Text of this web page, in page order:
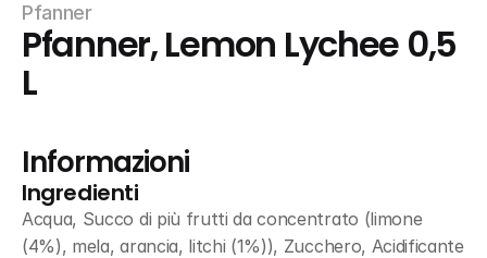
Pfanner
Pfanner, Lemon Lychee 0,5
L
Informazioni
Ingredienti
Acqua, Succo di più frutti da concentrato (limone
(4%), mela, arancia, litchi (1%)), Zucchero, Acidificante